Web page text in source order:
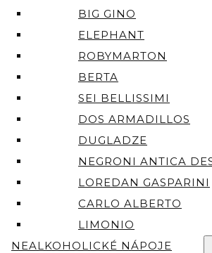
BIG GINO
ELEPHANT
ROBYMARTON
BERTA
SEI BELLISSIMI
DOS ARMADILLOS
DUGLADZE
NEGRONI ANTICA
LOREDAN GASPARINI
CARLO ALBERTO
LIMONIO
NEALKOHOLICKÉ NÁPOJE